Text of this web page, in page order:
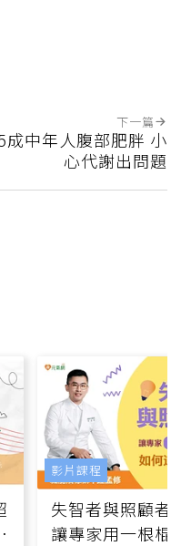
下一篇
成中年人腹部肥胖 小
心代謝出問題
失智者與照顧者
讓專家用一根棍
影片課程